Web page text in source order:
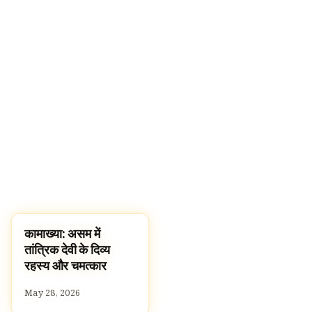
TEMPLES
कामाख्या: असम में
तांत्रिक देवी के दिव्य
रहस्य और चमत्कार
May 28, 2026